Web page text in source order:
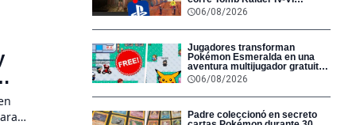
Remastered a 60 FPS: “esto ya
casi está terminado”
06/08/2026
Jugadores transforman
Pokémon Esmeralda en una
aventura multijugador gratuita
para PC con gremios y PvP, sin
descargar nada: “Ha sido un
sueño para muchísimos de
06/08/2026
Padre coleccionó en secreto